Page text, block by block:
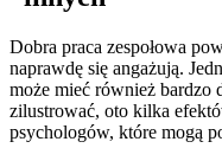
Dobra praca zespołowa
naprawdę się angażują.
może mieć również bardzo
zilustrować, oto kilka
psychologów, które mogą